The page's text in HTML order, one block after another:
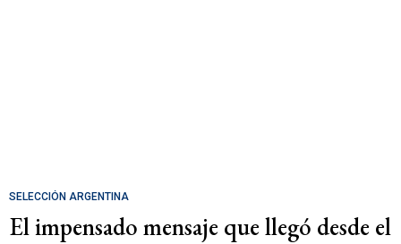
SELECCIÓN ARGENTINA
El impensado mensaje que llegó desde el